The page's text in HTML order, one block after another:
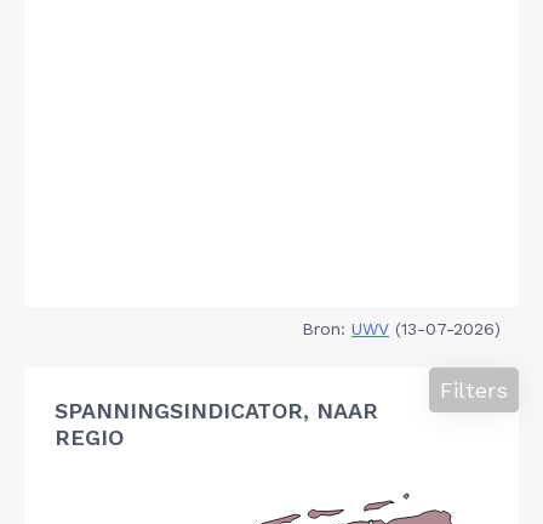
Bron: UWV (13-07-2026)
SPANNINGSINDICATOR, NAAR
REGIO
Filters